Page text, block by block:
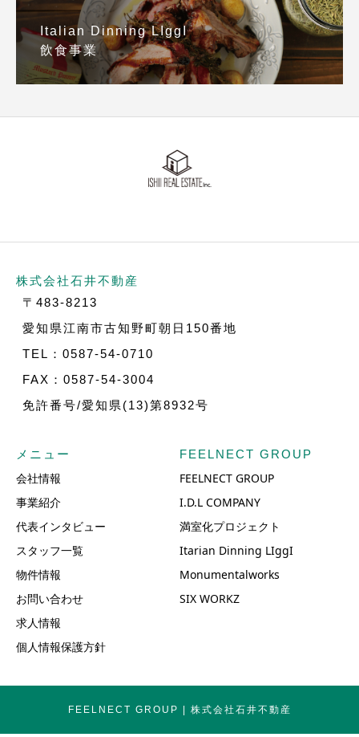
Italian Dinning LIggI
飲食事業
株式会社石井不動産
〒483-8213
愛知県江南市古知野町朝日150番地
TEL：0587-54-0710
FAX：0587-54-3004
免許番号/愛知県(13)第8932号
メニュー
会社情報
事業紹介
代表インタビュー
スタッフ一覧
物件情報
お問い合わせ
求人情報
個人情報保護方針
FEELNECT GROUP
FEELNECT GROUP
I.D.L COMPANY
満室化プロジェクト
Itarian Dinning LIggI
Monumentalworks
SIX WORKZ
FEELNECT GROUP | 株式会社石井不動産